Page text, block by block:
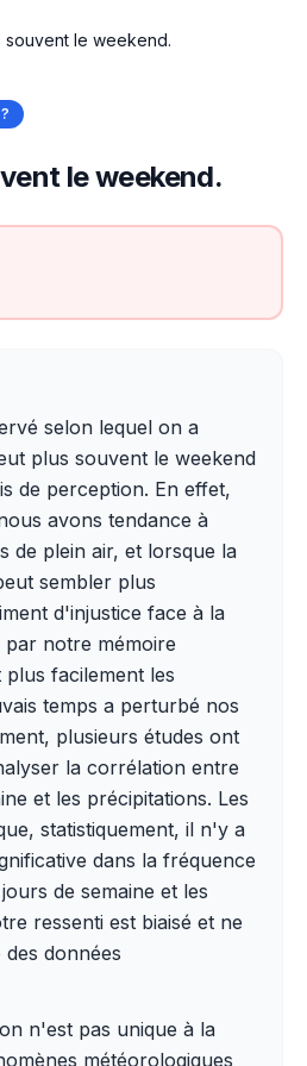
souvent le weekend.
le weekend.
selon lequel on a
plus souvent le weekend
de perception. En effet,
avons tendance à
de plein air, et lorsque la
sembler plus
d'injustice face à la
par notre mémoire
facilement les
temps a perturbé nos
plusieurs études ont
la corrélation entre
et les précipitations. Les
statistiquement, il n'y a
dans la fréquence
de semaine et les
ressenti est biaisé et ne
données
n'est pas unique à la
météorologiques